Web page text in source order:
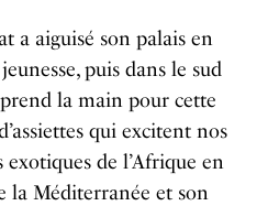
a aiguisé son palais en
puis dans le sud
la main pour cette
qui excitent nos
exotiques de l’Afrique en
la Méditerranée et son